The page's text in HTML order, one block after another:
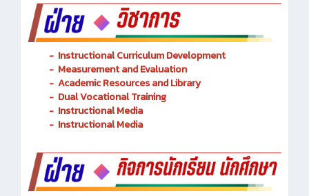
- Instructional Curriculum Development
- Measurement and Evaluation
- Academic Resources and Library
- Dual Vocational Training
- Instructional Media
- Instructional Media